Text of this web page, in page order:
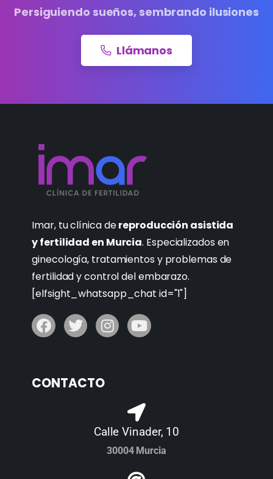
Persiguiendo sueños, sembrando ilusiones
Llámanos
Imar, tu clínica dereproducción asistida
y fertilidad en Murcia. Especializados en
ginecología, tratamientos y problemas de
fertilidad y control del embarazo.
[elfsight_whatsapp_chat id="1"]
CONTACTO
Calle Vinader, 10
30004 Murcia